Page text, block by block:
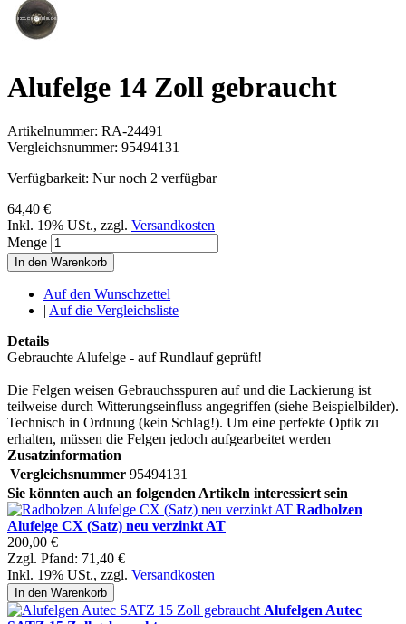
Alufelge 14 Zoll gebraucht
Artikelnummer: RA-24491
Vergleichsnummer: 95494131
Verfügbarkeit: Nur noch 2 verfügbar
64,40 €
Inkl. 19% USt., zzgl. Versandkosten
Menge
In den Warenkorb
Auf den Wunschzettel
| Auf die Vergleichsliste
Details
Gebrauchte Alufelge - auf Rundlauf geprüft!
Die Felgen weisen Gebrauchsspuren auf und die Lackierung ist
teilweise durch Witterungseinfluss angegriffen (siehe Beispielbilder).
Technisch in Ordnung (kein Schlag!). Um eine perfekte Optik zu
erhalten, müssen die Felgen jedoch aufgearbeitet werden
Zusatzinformation
Vergleichsnummer 95494131
Sie könnten auch an folgenden Artikeln interessiert sein
Radbolzen
Alufelge CX (Satz) neu verzinkt AT
200,00 €
Zzgl. Pfand: 71,40 €
Inkl. 19% USt., zzgl. Versandkosten
In den Warenkorb
Alufelgen Autec